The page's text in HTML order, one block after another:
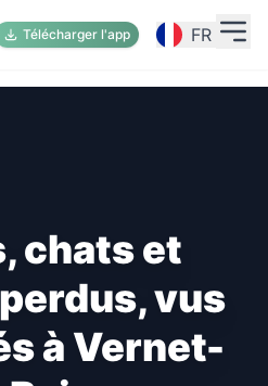
Télécharger l'app FR
chats et
vus
à Vernet-